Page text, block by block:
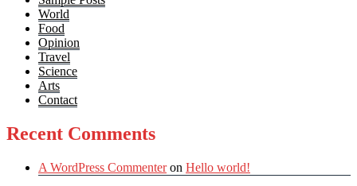
World
Food
Opinion
Travel
Science
Arts
Contact
Recent Comments
A WordPress Commenteron Hello world!